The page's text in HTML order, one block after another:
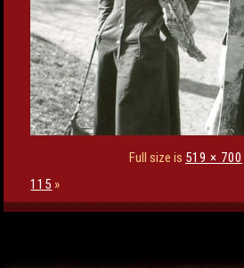
Full size is 519 × 700
115 »